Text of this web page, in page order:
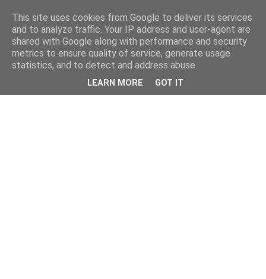
This site uses cookies from Google to deliver its services
and to analyze traffic. Your IP address and user-agent are
shared with Google along with performance and security
metrics to ensure quality of service, generate usage
statistics, and to detect and address abuse.
LEARN MORE GOT IT